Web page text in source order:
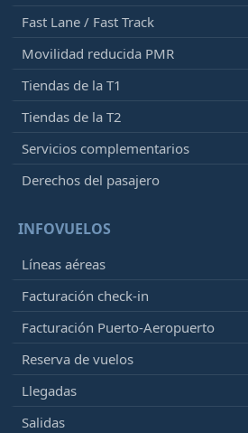
Fast Lane / Fast Track
Movilidad reducida PMR
Tiendas de la T1
Tiendas de la T2
Servicios complementarios
Derechos del pasajero
INFOVUELOS
Líneas aéreas
Facturación check-in
Facturación Puerto-Aeropuerto
Reserva de vuelos
Llegadas
Salidas